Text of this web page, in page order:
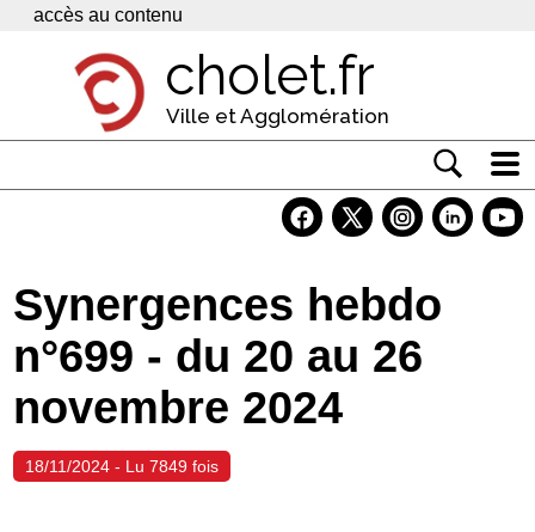
Panneau de gestion des cookies
accès au contenu
cholet.fr
Ville et Agglomération
Economie
Services
Contacts
Synergences hebdo
n°699 - du 20 au 26
novembre 2024
18/11/2024 - Lu 7849 fois